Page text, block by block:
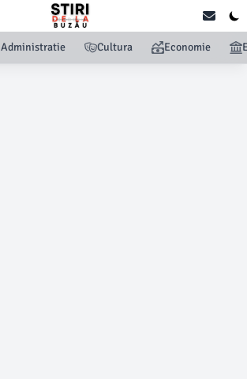
Administratie Cultura Economie